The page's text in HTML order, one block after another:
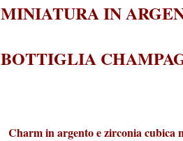
MINIATURA IN
BOTTIGLIA
Charm in argento e zirconia cubica